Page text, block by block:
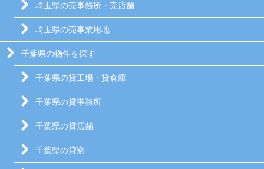
埼玉県の売事務所・売店舗
埼玉県の売事業用地
千葉県の物件を探す
千葉県の貸工場・貸倉庫
千葉県の貸事務所
千葉県の貸店舗
千葉県の貸寮